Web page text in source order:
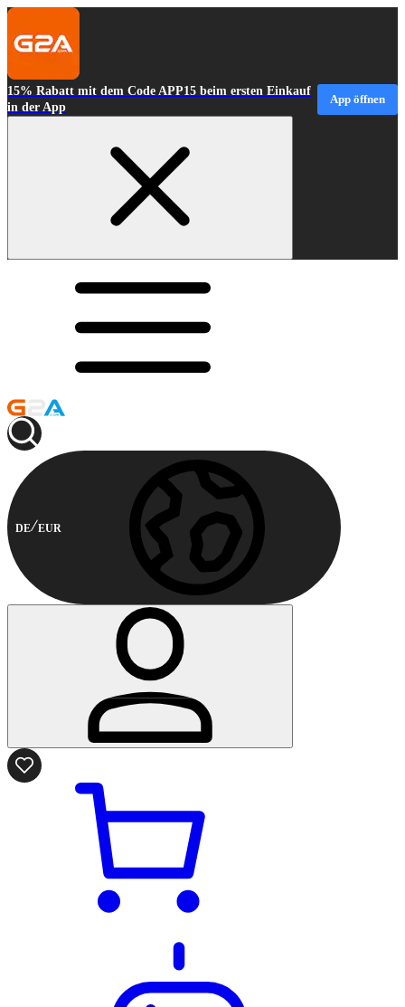
15% Rabatt mit dem Code APP15 beim ersten Einkauf
in der App
App öffnen
DE EUR